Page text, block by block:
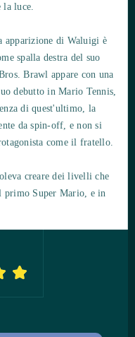
la luce.
apparizione di Waluigi è
spalla destra del suo
Brawl appare con una
debutto in Mario Tennis,
di quest'ultimo, la
da spin-off, e non si
come il fratello.
creare dei livelli che
primo Super Mario, e in